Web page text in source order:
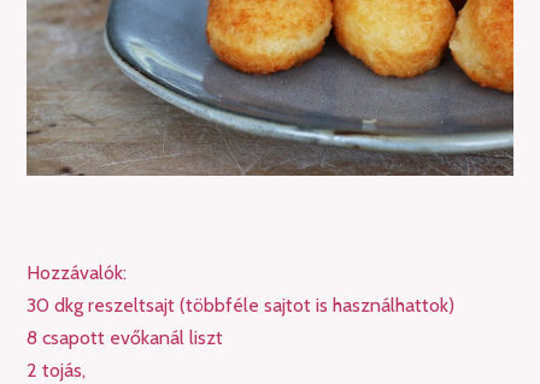
Hozzávalók:
30 dkg reszeltsajt (többféle sajtot is használhattok)
8 csapott evőkanál liszt
2 tojás,